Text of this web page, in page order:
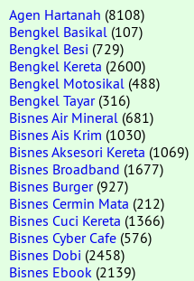
Agen Hartanah (8108)
Bengkel Basikal (107)
Bengkel Besi (729)
Bengkel Kereta (2600)
Bengkel Motosikal (488)
Bengkel Tayar(316)
Bisnes Air Mineral (681)
Bisnes Ais Krim (1030)
Bisnes Aksesori Kereta (1069)
Bisnes Broadband (1677)
Bisnes Burger(927)
Bisnes Cermin Mata (212)
Bisnes Cuci Kereta (1366)
Bisnes Cyber Cafe (576)
Bisnes Dobi (2458)
Bisnes Ebook (2139)